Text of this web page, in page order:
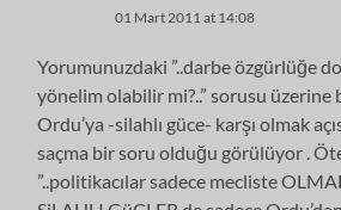
01 Mart 2011 at 14:08
Yorumunuzdaki ”..darbe özgürlüğe
yönelim olabilir mi?..” sorusu üzerine
Ordu’ya -silahlı güce- karşı olmak
saçma bir soru olduğu görülüyor .
”..politikacılar sadece mecliste